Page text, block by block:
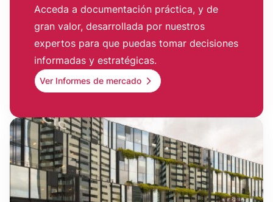
Acceda a documentación práctica, y de
gran valor, desarrollada por nuestros
expertos para que puedas tomar decisiones
informadas y estratégicas.
Ver Informes de mercado